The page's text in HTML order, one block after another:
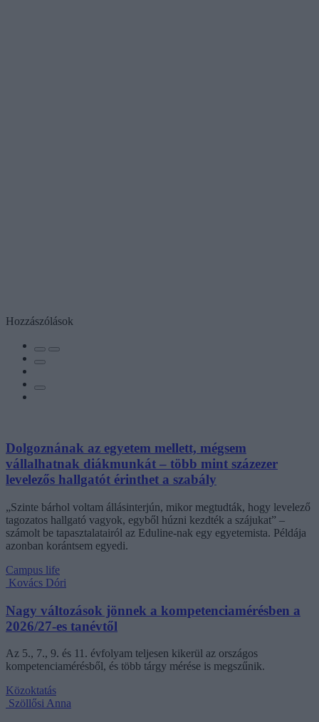
Hozzászólások
Dolgoznának az egyetem mellett, mégsem
vállalhatnak diákmunkát – több mint százezer
levelezős hallgatót érinthet a szabály
„Szinte bárhol voltam állásinterjún, mikor megtudták, hogy levelező
tagozatos hallgató vagyok, egyből húzni kezdték a szájukat” –
számolt be tapasztalatairól az Eduline-nak egy egyetemista. Példája
azonban korántsem egyedi.
Campus life
Kovács Dóri
Nagy változások jönnek a kompetenciamérésben a
2026/27-es tanévtől
Az 5., 7., 9. és 11. évfolyam teljesen kikerül az országos
kompetenciamérésből, és több tárgy mérése is megszűnik.
Közoktatás
Szöllősi Anna